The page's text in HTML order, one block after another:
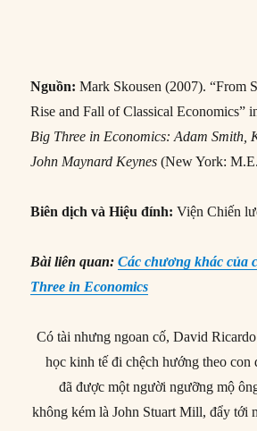
Nguồn: Mark Skousen (2007). “From
Rise and Fall of Classical Economics”
Big Three in Economics: Adam Smith,
John Maynard Keynes (New York:
Biên dịch và Hiệu đính: Viện Chiến
Bài liên quan:Các chương khác của
Three in Economics
Có tài nhưng ngoan cố, David
học kinh tế đi chệch hướng theo con
đã được một người ngưỡng mộ
không kém là John Stuart Mill, đẩy tới